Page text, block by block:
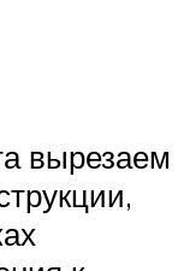
вырезаем